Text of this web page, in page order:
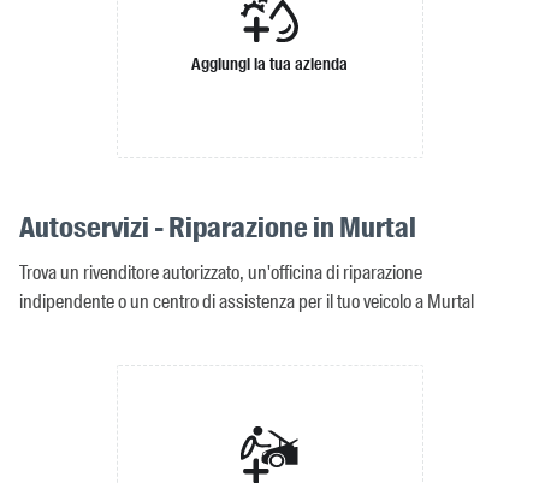
Aggiungi la tua azienda
Autoservizi - Riparazione in Murtal
Trova un rivenditore autorizzato, un'officina di riparazione
indipendente o un centro di assistenza per il tuo veicolo a Murtal